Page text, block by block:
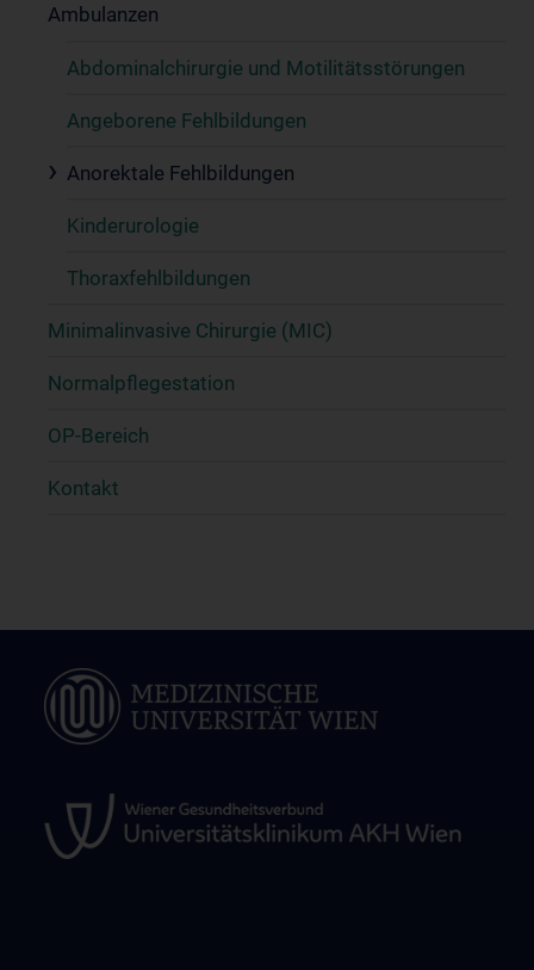
Ambulanzen
Abdominalchirurgie und Motilitätsstörungen
Angeborene Fehlbildungen
Anorektale Fehlbildungen
Kinderurologie
Thoraxfehlbildungen
Minimalinvasive Chirurgie (MIC)
Normalpflegestation
OP-Bereich
Kontakt